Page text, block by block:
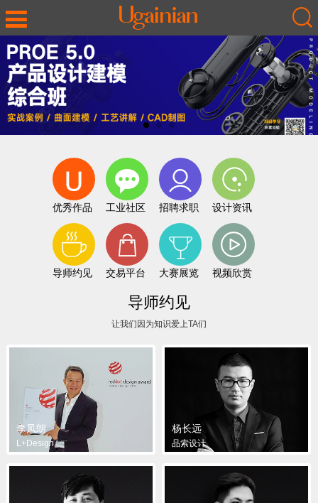
优秀作品 工业社区 招聘求职 设计资讯
导师约见 交易平台 大赛展览 视频欣赏
导师约见
让我们因为知识爱上TA们
李凤朗
L+Design
杨长远
品索设计